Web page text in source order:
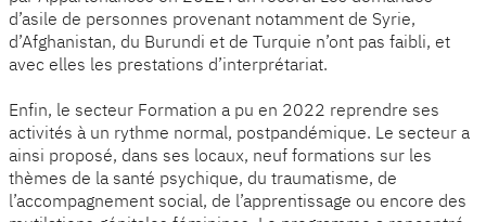
d’asile de personnes provenant notamment de Syrie,
d’Afghanistan, du Burundi et de Turquie n’ont pas faibli, et
avec elles les prestations d’interprétariat.
Enfin, le secteur Formation a pu en 2022 reprendre ses
activités à un rythme normal, postpandémique. Le secteur a
ainsi proposé, dans ses locaux, neuf formations sur les
thèmes de la santé psychique, du traumatisme, de
l’accompagnement social, de l’apprentissage ou encore des